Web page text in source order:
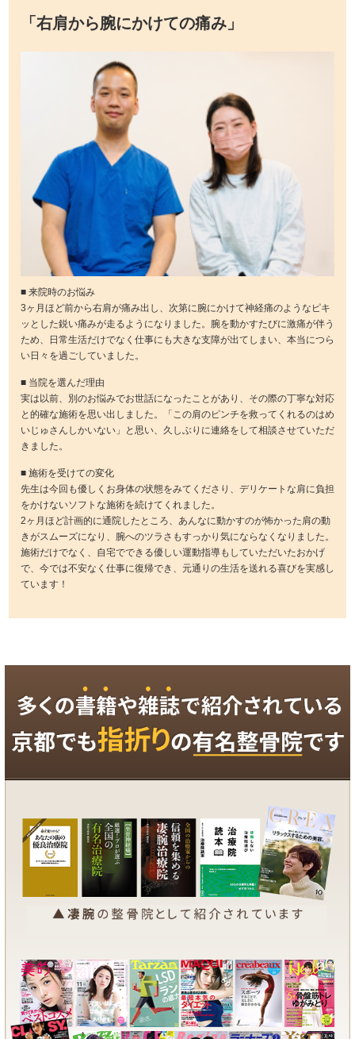
「右肩から腕にかけての痛み」
■ 来院時のお悩み
3ヶ月ほど前から右肩が痛み出し、次第に腕にかけて神経痛のようなピキ
ッとした鋭い痛みが走るようになりました。腕を動かすたびに激痛が伴う
ため、日常生活だけでなく仕事にも大きな支障が出てしまい、本当につら
い日々を過ごしていました。
■ 当院を選んだ理由
実は以前、別のお悩みでお世話になったことがあり、その際の丁寧な対応
と的確な施術を思い出しました。「この肩のピンチを救ってくれるのはめ
いじゅさんしかいない」と思い、久しぶりに連絡をして相談させていただ
きました。
■ 施術を受けての変化
先生は今回も優しくお身体の状態をみてくださり、デリケートな肩に負担
をかけないソフトな施術を続けてくれました。
2ヶ月ほど計画的に通院したところ、あんなに動かすのが怖かった肩の動
きがスムーズになり、腕へのツラさもすっかり気にならなくなりました。
施術だけでなく、自宅でできる優しい運動指導もしていただいたおかげ
で、今では不安なく仕事に復帰でき、元通りの生活を送れる喜びを実感し
ています！